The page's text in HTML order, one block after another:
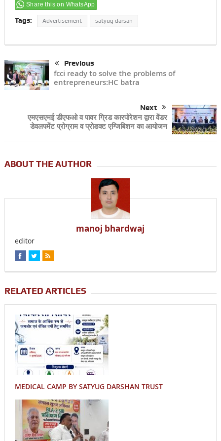
Share this on WhatsApp
Tags: Advertisement satyug darsan
Previous
fcci ready to solve the problems of
entrepreneurs:HC batra
Next
एमएसएमई डीएफओ व पावर ग्रिड कारपोरेशन द्वारा वेंडर
डेवलपमेंट प्रोग्राम व प्रोडक्ट एग्जिबिशन का आयोजन
ABOUT THE AUTHOR
manoj bhardwaj
editor
RELATED ARTICLES
MEDICAL CAMP BY SATYUG DARSHAN TRUST